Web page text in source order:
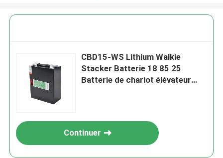
CBD15-WS Lithium Walkie
Stacker Batterie 18 85 25
Batterie de chariot élévateur
Continuer